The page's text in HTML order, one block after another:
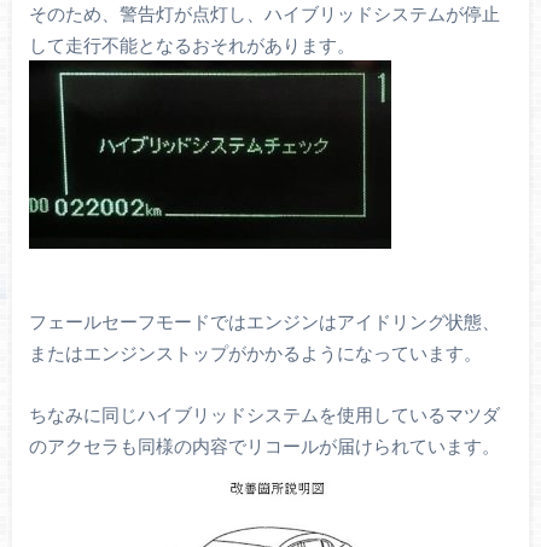
そのため、警告灯が点灯し、ハイブリッドシステムが停止
して走行不能となるおそれがあります。
フェールセーフモードではエンジンはアイドリング状態、
またはエンジンストップがかかるようになっています。
ちなみに同じハイブリッドシステムを使用しているマツダ
のアクセラも同様の内容でリコールが届けられています。